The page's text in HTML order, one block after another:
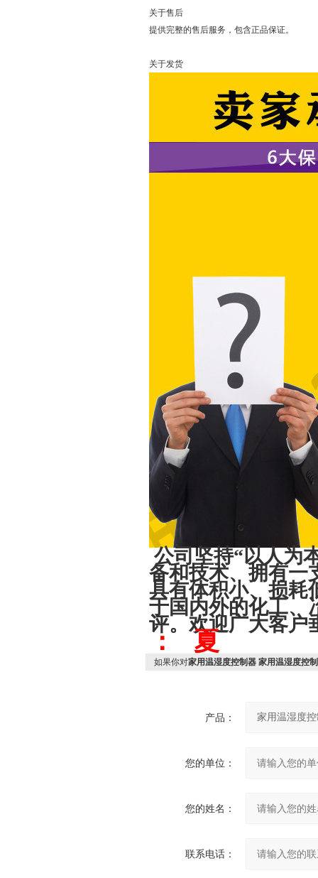
关于售后
提供完整的售后服务，包含正品保证。
关于发货
公司坚持“以人为
备和技术、拥有一
具有体积小、损耗
于国内外的化工、
评。欢迎广大客户
： 夏
如果你对家用温湿度控制器 家用温湿度控
产品：
您的单位：
您的姓名：
联系电话：